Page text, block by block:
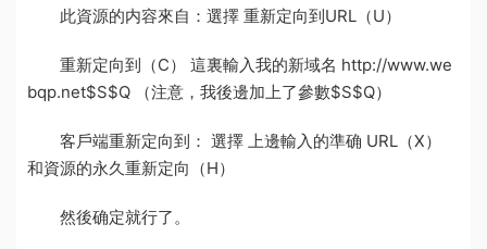
此資源的内容來自：選擇 重新定向到URL（U）
重新定向到（C） 這裏輸入我的新域名 http://www.we
bqp.net$S$Q （注意，我後邊加上了參數$S$Q）
客戶端重新定向到： 選擇 上邊輸入的準确 URL（X）
和資源的永久重新定向（H）
然後确定就行了。